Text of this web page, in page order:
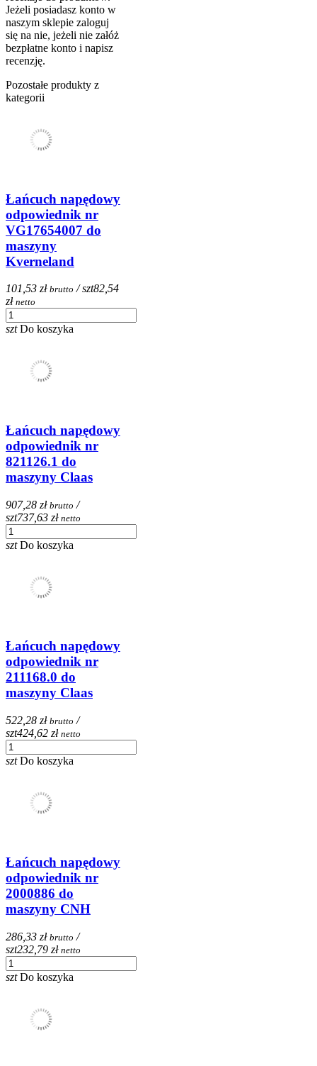
Jeżeli posiadasz konto w
naszym sklepie zaloguj
się na nie, jeżeli nie załóż
bezpłatne konto i napisz
recenzję.
Pozostałe produkty z
kategorii
Łańcuch napędowy
odpowiednik nr
VG17654007 do
maszyny
Kverneland
101,53 zł brutto / szt82,54
zł netto
szt Do koszyka
Łańcuch napędowy
odpowiednik nr
821126.1 do
maszyny Claas
907,28 zł brutto /
szt737,63 zł netto
szt Do koszyka
Łańcuch napędowy
odpowiednik nr
211168.0 do
maszyny Claas
522,28 zł brutto /
szt424,62 zł netto
szt Do koszyka
Łańcuch napędowy
odpowiednik nr
2000886 do
maszyny CNH
286,33 zł brutto /
szt232,79 zł netto
szt Do koszyka